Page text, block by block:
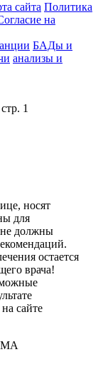
сайта Политика
на
БАДы и
анализы и
1
носят
для
не должны
остается
врача!
сайте